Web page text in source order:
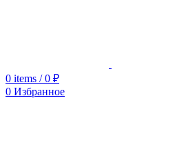
0 items / 0 ₽
0 Избранное